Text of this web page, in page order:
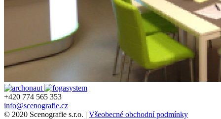
+420 774 565 353
info@scenografie.cz
© 2020 Scenografie s.r.o. | Všeobecné obchodní podmínky